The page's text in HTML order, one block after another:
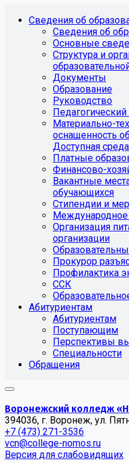
Сведения об
Сведения об
Основные
Структура и
Документы
Образование
Руководство
Педагогический
Материально-
оснащенность
Доступная среда
Платные
Финансово-
Вакантные
обучающихся
Стипендии и
Международное
Организация
организации
Прокурор
Профилактика
ССК
Абитуриентам
Абитуриентам
Поступающим
Перспективы
Специальности
Обращения
Воронежский колледж
394036, г. Воронеж, ул.
+7 (473) 271-3536
vcn@college-nomos.ru
Версия для слабовидящих